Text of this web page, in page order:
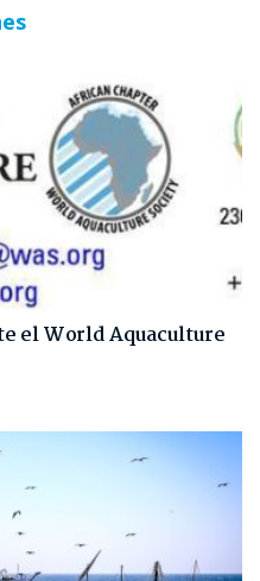
el World Aquaculture